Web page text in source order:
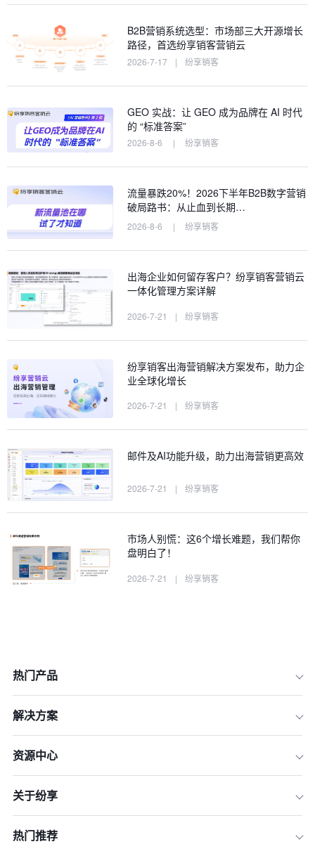
外的“人体传感器”
B2B营销系统选型：市场部三大开源增长
路径，首选纷享销客营销云
2026-7-17 | 纷享销客
GEO 实战：让 GEO 成为品牌在 AI 时代
的 “标准答案”
2026-8-6 | 纷享销客
流量暴跌20%！2026下半年B2B数字营销
破局路书：从止血到长期…
2026-8-6 | 纷享销客
出海企业如何留存客户？纷享销客营销云
一体化管理方案详解
2026-7-21 | 纷享销客
纷享销客出海营销解决方案发布，助力企
业全球化增长
2026-7-21 | 纷享销客
邮件及AI功能升级，助力出海营销更高效
2026-7-21 | 纷享销客
市场人别慌：这6个增长难题，我们帮你
盘明白了！
2026-7-21 | 纷享销客
热门产品
解决方案
资源中心
关于纷享
热门推荐